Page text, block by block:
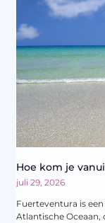
Hoe kom je
juli 29, 2026
Fuerteventura is
Atlantische Oceaan,